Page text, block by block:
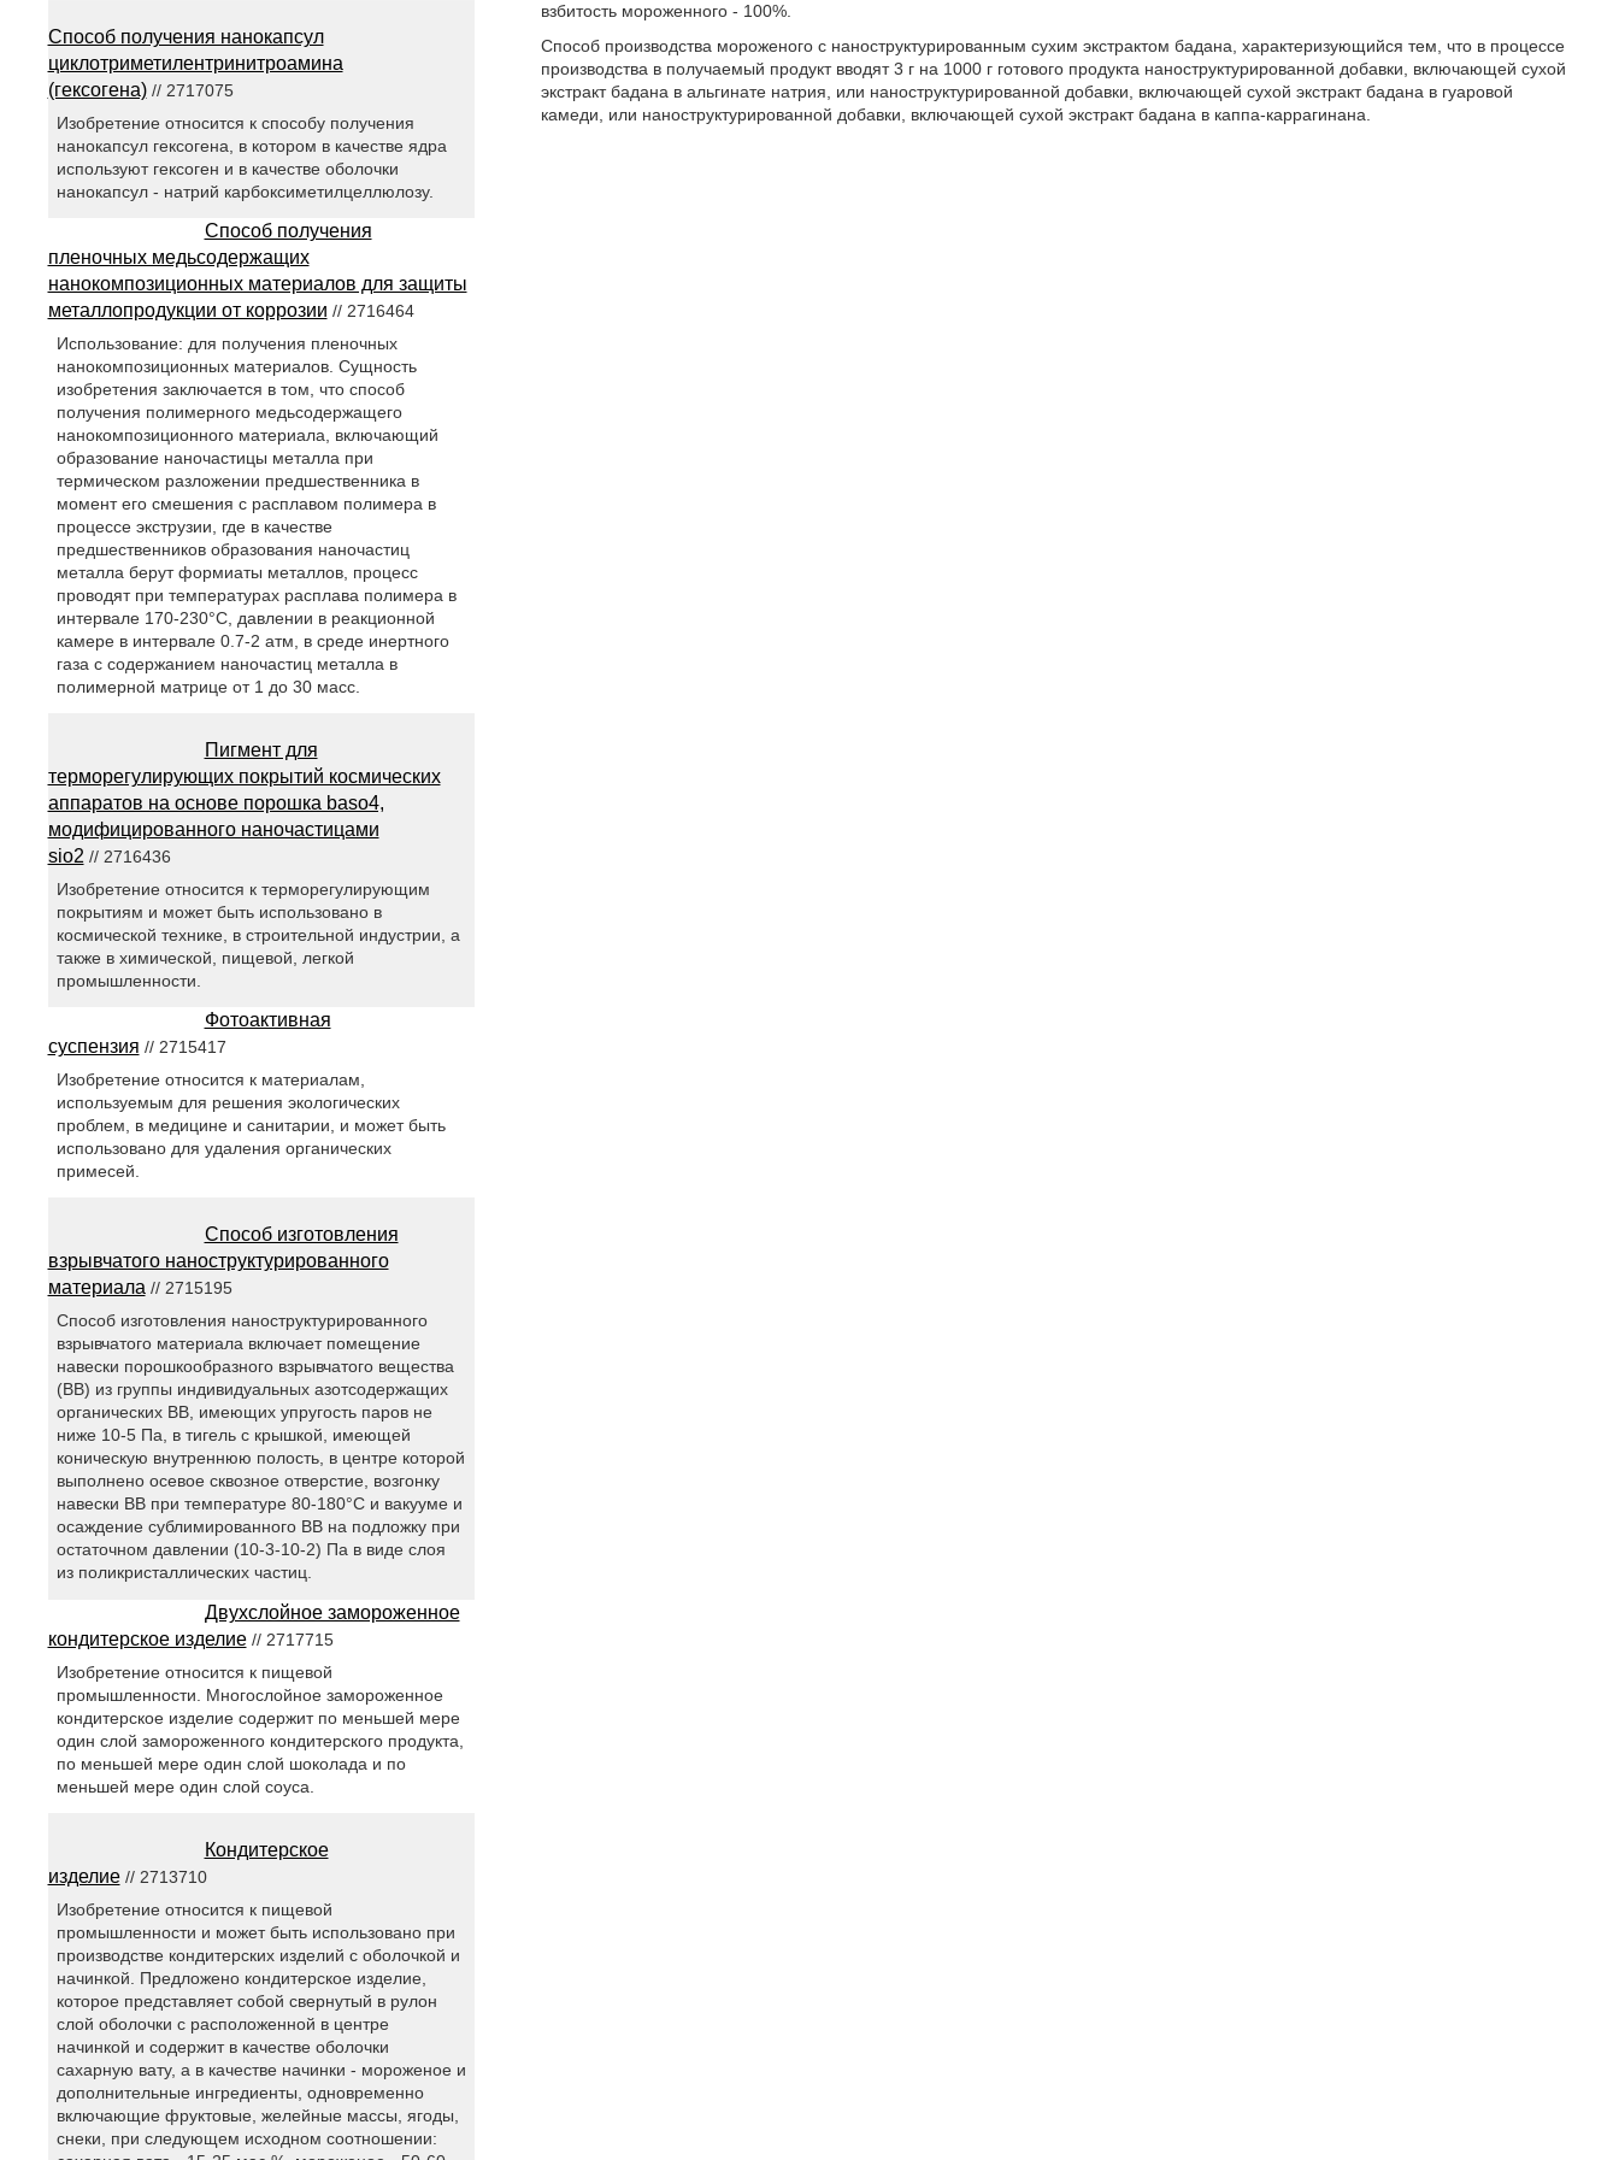
взбитость мороженного - 100%.
Способ производства мороженого с наноструктурированным сухим экстрактом бадана, характеризующийся тем, что в процессе
производства в получаемый продукт вводят 3 г на 1000 г готового продукта наноструктурированной добавки, включающей сухой
экстракт бадана в альгинате натрия, или наноструктурированной добавки, включающей сухой экстракт бадана в гуаровой
камеди, или наноструктурированной добавки, включающей сухой экстракт бадана в каппа-каррагинана.
Способ получения нанокапсул
циклотриметилентринитроамина
(гексогена)// 2717075
Изобретение относится к способу получения
нанокапсул гексогена, в котором в качестве ядра
используют гексоген и в качестве оболочки
нанокапсул - натрий карбоксиметилцеллюлозу.
Способ получения
пленочных медьсодержащих
нанокомпозиционных материалов для защиты
металлопродукции от коррозии // 2716464
Использование: для получения пленочных
нанокомпозиционных материалов. Сущность
изобретения заключается в том, что способ
получения полимерного медьсодержащего
нанокомпозиционного материала, включающий
образование наночастицы металла при
термическом разложении предшественника в
момент его смешения с расплавом полимера в
процессе экструзии, где в качестве
предшественников образования наночастиц
металла берут формиаты металлов, процесс
проводят при температурах расплава полимера в
интервале 170-230°С, давлении в реакционной
камере в интервале 0.7-2 атм, в среде инертного
газа с содержанием наночастиц металла в
полимерной матрице от 1 до 30 масс.
Пигмент для
терморегулирующих покрытий космических
аппаратов на основе порошка baso4,
модифицированного наночастицами
sio2 // 2716436
Изобретение относится к терморегулирующим
покрытиям и может быть использовано в
космической технике, в строительной индустрии, а
также в химической, пищевой, легкой
промышленности.
Фотоактивная
суспензия // 2715417
Изобретение относится к материалам,
используемым для решения экологических
проблем, в медицине и санитарии, и может быть
использовано для удаления органических
примесей.
Способ изготовления
взрывчатого наноструктурированного
материала// 2715195
Способ изготовления наноструктурированного
взрывчатого материала включает помещение
навески порошкообразного взрывчатого вещества
(ВВ) из группы индивидуальных азотсодержащих
органических ВВ, имеющих упругость паров не
ниже 10-5 Па, в тигель с крышкой, имеющей
коническую внутреннюю полость, в центре которой
выполнено осевое сквозное отверстие, возгонку
навески ВВ при температуре 80-180°С и вакууме и
осаждение сублимированного ВВ на подложку при
остаточном давлении (10-3-10-2) Па в виде слоя
из поликристаллических частиц.
Двухслойное замороженное
кондитерское изделие// 2717715
Изобретение относится к пищевой
промышленности. Многослойное замороженное
кондитерское изделие содержит по меньшей мере
один слой замороженного кондитерского продукта,
по меньшей мере один слой шоколада и по
меньшей мере один слой соуса.
Кондитерское
изделие// 2713710
Изобретение относится к пищевой
промышленности и может быть использовано при
производстве кондитерских изделий с оболочкой и
начинкой. Предложено кондитерское изделие,
которое представляет собой свернутый в рулон
слой оболочки с расположенной в центре
начинкой и содержит в качестве оболочки
сахарную вату, а в качестве начинки - мороженое и
дополнительные ингредиенты, одновременно
включающие фруктовые, желейные массы, ягоды,
снеки, при следующем исходном соотношении: